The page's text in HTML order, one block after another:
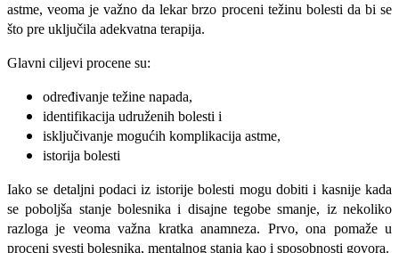
astme, veoma je važno da lekar brzo pro­ceni težinu bolesti da bi se
što pre uključila adekvatna terapija.
Glavni ciljevi procene su:
određivanje težine napada,
identifikacija udruženih bolesti i
isključivanje mogućih komplikacija ast­me,
istorija bolesti
Iako se detaljni podaci iz istorije bole­sti mogu dobiti i kasnije kada
se pobolj­ša stanje bolesnika i disajne tegobe smanje, iz nekoliko
razloga je veoma važna kratka anamneza. Prvo, ona pomaže u
proceni svesti bolesnika, mentalnog stanja kao i sposobnosti govora.